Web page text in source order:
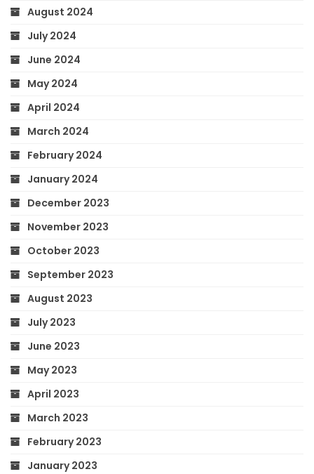
August 2024
July 2024
June 2024
May 2024
April 2024
March 2024
February 2024
January 2024
December 2023
November 2023
October 2023
September 2023
August 2023
July 2023
June 2023
May 2023
April 2023
March 2023
February 2023
January 2023